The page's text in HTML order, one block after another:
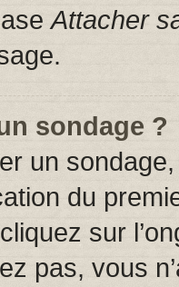
Attacher
sondage ?
un
du
sur
pas, vous